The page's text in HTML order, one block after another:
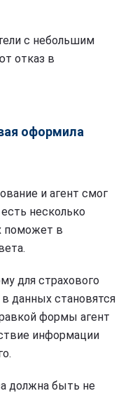
с небольшим
отказ в
оформила
и агент смог
несколько
поможет в
для страхового
данных становятся
формы агент
информации
должна быть не